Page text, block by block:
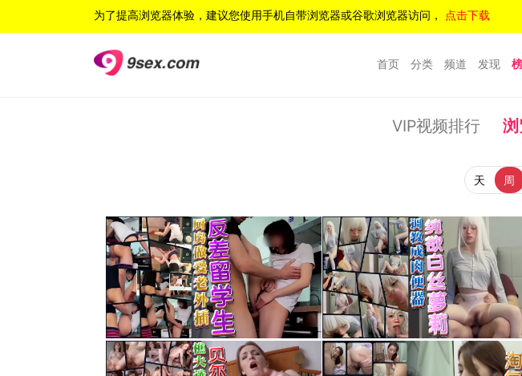
为了提高浏览器体验，建议您使用手机自带浏览器或谷歌浏览器访问， 点击下载
首页 分类 频道 发现
VIP视频排行
天 周